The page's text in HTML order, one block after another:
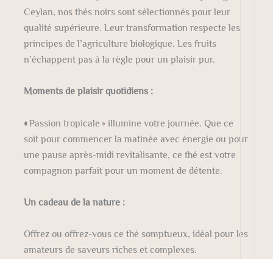
Ceylan, nos thés noirs sont sélectionnés pour leur
qualité supérieure. Leur transformation respecte les
principes de l’agriculture biologique. Les fruits
n’échappent pas à la règle pour un plaisir pur.
Moments de plaisir quotidiens :
«Passion tropicale » illumine votre journée. Que ce
soit pour commencer la matinée avec énergie ou pour
une pause après-midi revitalisante, ce thé est votre
compagnon parfait pour un moment de détente.
Un cadeau de la nature :
Offrez ou offrez-vous ce thé somptueux, idéal pour les
amateurs de saveurs riches et complexes.